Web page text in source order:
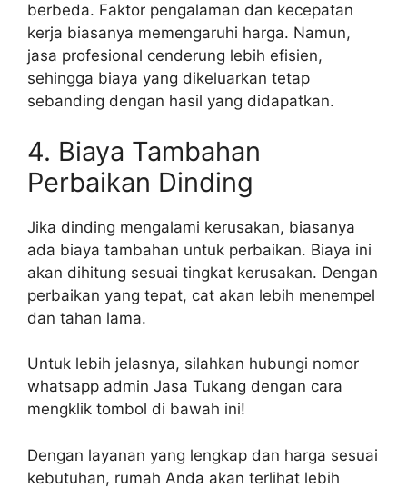
berbeda. Faktor pengalaman dan kecepatan
kerja biasanya memengaruhi harga. Namun,
jasa profesional cenderung lebih efisien,
sehingga biaya yang dikeluarkan tetap
sebanding dengan hasil yang didapatkan.
4. Biaya Tambahan
Perbaikan Dinding
Jika dinding mengalami kerusakan, biasanya
ada biaya tambahan untuk perbaikan. Biaya ini
akan dihitung sesuai tingkat kerusakan. Dengan
perbaikan yang tepat, cat akan lebih menempel
dan tahan lama.
Untuk lebih jelasnya, silahkan hubungi nomor
whatsapp admin Jasa Tukang dengan cara
mengklik tombol di bawah ini!
Dengan layanan yang lengkap dan harga sesuai
kebutuhan, rumah Anda akan terlihat lebih